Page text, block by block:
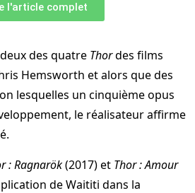
l'article complet
des quatre Thordes films
Hemsworth et alors que des
lesquelles un cinquième opus
le réalisateur affirme
: Ragnarök(2017) et Thor : Amour
de Waititi dans la